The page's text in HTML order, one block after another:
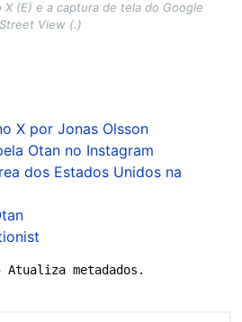
X (E) e a captura de tela do Google
Street View (.)
X por Jonas Olsson
Otan no Instagram
dos Estados Unidos na
Atualiza metadados.